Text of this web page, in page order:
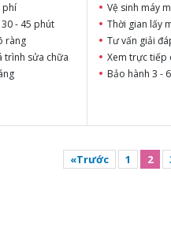
phí
- 45 phút
ràng
trình sửa chữa
Vệ sinh máy
Thời gian lấy
Tư vấn giải
Xem trực tiếp
Bảo hành 3 -
«Trước 1 2